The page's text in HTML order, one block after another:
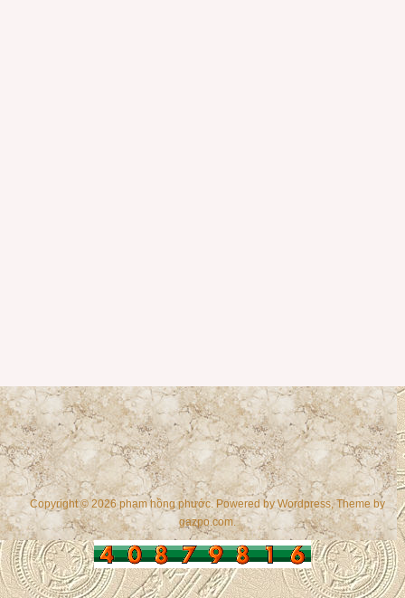
Copyright © 2026 phạm hồng phước. Powered byWordpress, Theme by
gazpo.com.